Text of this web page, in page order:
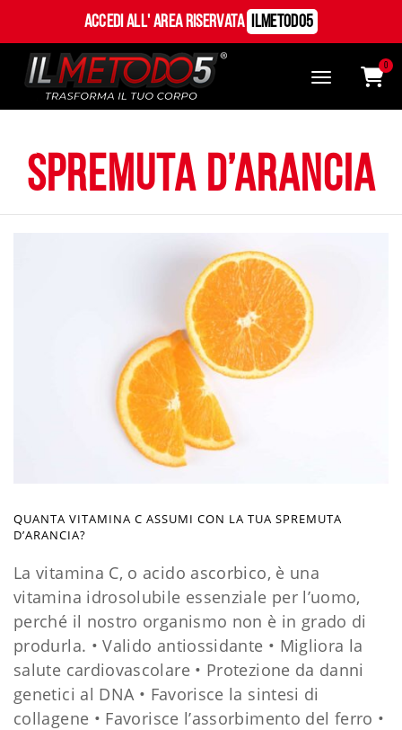
Accedi all' Area Riservata ILMetodo5
0
spremuta d’arancia
QUANTA VITAMINA C ASSUMI CON LA TUA SPREMUTA
D’ARANCIA?
La vitamina C, o acido ascorbico, è una
vitamina idrosolubile essenziale per l’uomo,
perché il nostro organismo non è in grado di
produrla. • Valido antiossidante • Migliora la
salute cardiovascolare • Protezione da danni
genetici al DNA • Favorisce la sintesi di
collagene • Favorisce l’assorbimento del ferro •